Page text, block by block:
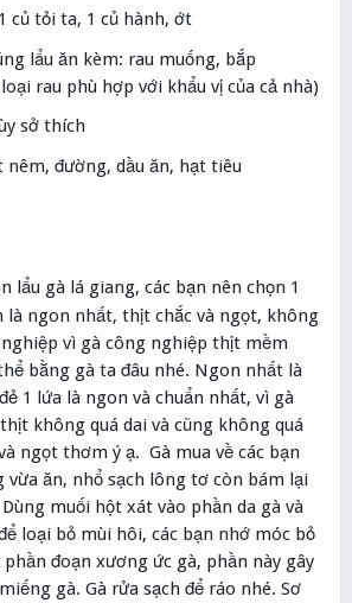
củ tỏi ta, 1 củ hành, ớt
lẩu ăn kèm: rau muống, bắp
rau phù hợp với khẩu vị của cả nhà)
sở thích
nêm, đường, dầu ăn, hạt tiêu
lẩu gà lá giang, các bạn nên chọn 1
là ngon nhất, thịt chắc và ngọt, không
vì gà công nghiệp thịt mềm
bằng gà ta đâu nhé. Ngon nhất là
1 lứa là ngon và chuẩn nhất, vì gà
không quá dai và cũng không quá
ngọt thơm ý ạ. Gà mua về các bạn
vừa ăn, nhổ sạch lông tơ còn bám lại
muối hột xát vào phần da gà và
loại bỏ mùi hôi, các bạn nhớ móc bỏ
đoạn xương ức gà, phần này gây
gà. Gà rửa sạch để ráo nhé. Sơ